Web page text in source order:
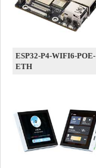
ESP32-P4-WIFI6-POE-
ETH